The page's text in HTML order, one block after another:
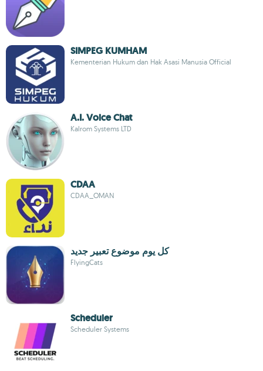
SIMPEG KUMHAM
Kementerian Hukum dan Hak Asasi Manusia Official
A.I. Voice Chat
Kalrom Systems LTD
CDAA
CDAA_OMAN
كل يوم موضوع تعبير جديد
FlyingCats
Scheduler
Scheduler Systems